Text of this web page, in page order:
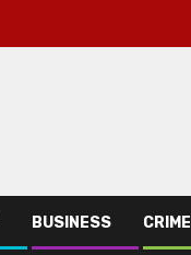
BUSINESS CRIME